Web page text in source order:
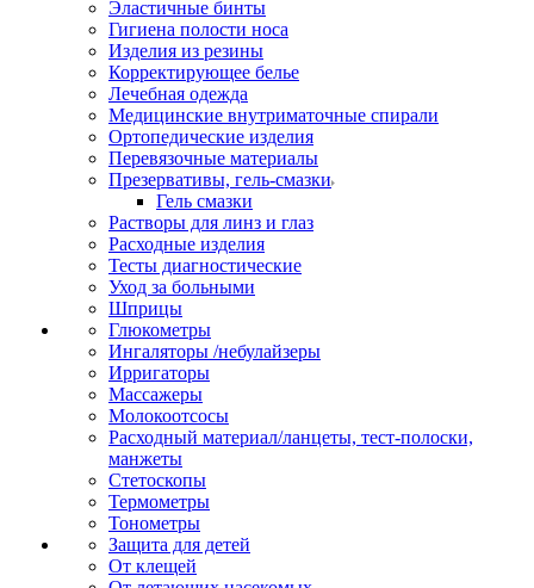
Эластичные бинты
Гигиена полости носа
Изделия из резины
Корректирующее белье
Лечебная одежда
Медицинские внутриматочные спирали
Ортопедические изделия
Перевязочные материалы
Презервативы, гель-смазки
Гель смазки
Растворы для линз и глаз
Расходные изделия
Тесты диагностические
Уход за больными
Шприцы
Глюкометры
Ингаляторы /небулайзеры
Ирригаторы
Массажеры
Молокоотсосы
Расходный материал/ланцеты, тест-полоски,
манжеты
Стетоскопы
Термометры
Тонометры
Защита для детей
От клещей